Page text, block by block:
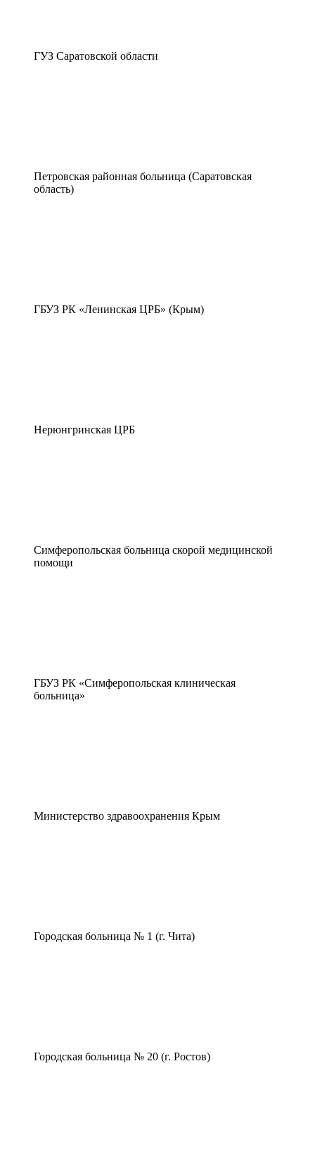
ГУЗ Саратовской области
Петровская районная больница (Саратовская
область)
ГБУЗ РК «Ленинская ЦРБ» (Крым)
Нерюнгринская ЦРБ
Симферопольская больница скорой медицинской
помощи
ГБУЗ РК «Симферопольская клиническая
больница»
Министерство здравоохранения Крым
Городская больница № 1 (г. Чита)
Городская больница № 20 (г. Ростов)